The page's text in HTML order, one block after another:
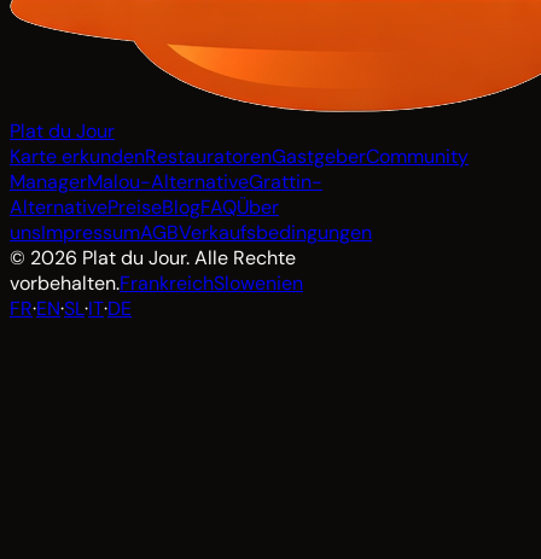
Plat du Jour
Karte erkundenRestauratorenGastgeberCommunity
ManagerMalou-AlternativeGrattin-
AlternativePreiseBlogFAQÜber
unsImpressumAGBVerkaufsbedingungen
© 2026 Plat du Jour. Alle Rechte
vorbehalten.FrankreichSlowenien
FR·EN·SL·IT·DE